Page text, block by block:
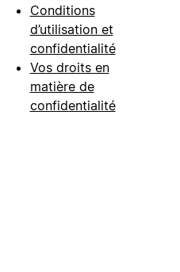
Conditions
d’utilisation et
confidentialité
Vos droits en
matière de
confidentialité